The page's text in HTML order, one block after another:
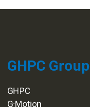
GHPC Group
GHPC
G·Motion